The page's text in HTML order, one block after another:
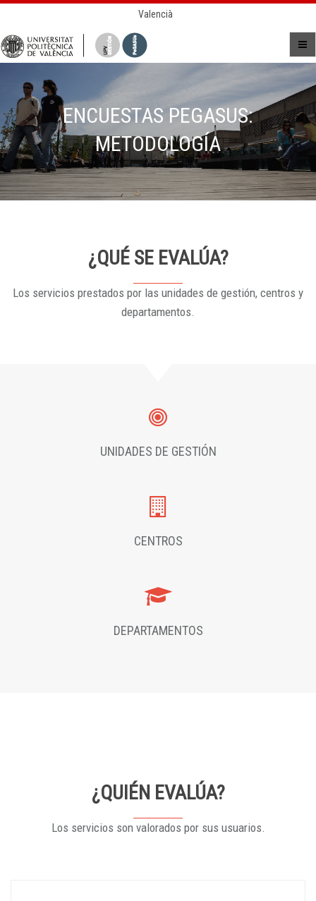
Valencià
ENCUESTAS PEGASUS:
METODOLOGÍA
¿QUÉ SE EVALÚA?
Los servicios prestados por las unidades de gestión, centros y
departamentos.
UNIDADES DE GESTIÓN
CENTROS
DEPARTAMENTOS
¿QUIÉN EVALÚA?
Los servicios son valorados por sus usuarios.